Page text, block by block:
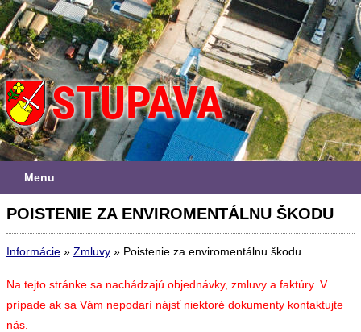
Menu
POISTENIE ZA ENVIROMENTÁLNU ŠKODU
Informácie » Zmluvy » Poistenie za enviromentálnu škodu
Na tejto stránke sa nachádzajú objednávky, zmluvy a faktúry. V
prípade ak sa Vám nepodarí nájsť niektoré dokumenty kontaktujte
nás.